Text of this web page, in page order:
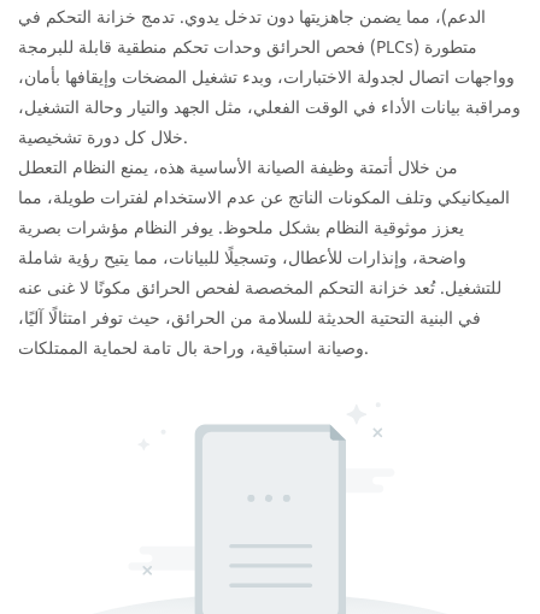
الدعم)، مما يضمن جاهزيتها دون تدخل يدوي. تدمج خزانة التحكم في
فحص الحرائق وحدات تحكم منطقية قابلة للبرمجة (PLCs) متطورة
وواجهات اتصال لجدولة الاختبارات، وبدء تشغيل المضخات وإيقافها بأمان،
ومراقبة بيانات الأداء في الوقت الفعلي، مثل الجهد والتيار وحالة التشغيل،
خلال كل دورة تشخيصية.
من خلال أتمتة وظيفة الصيانة الأساسية هذه، يمنع النظام التعطل
الميكانيكي وتلف المكونات الناتج عن عدم الاستخدام لفترات طويلة، مما
يعزز موثوقية النظام بشكل ملحوظ. يوفر النظام مؤشرات بصرية
واضحة، وإنذارات للأعطال، وتسجيلًا للبيانات، مما يتيح رؤية شاملة
للتشغيل. تُعد خزانة التحكم المخصصة لفحص الحرائق مكونًا لا غنى عنه
في البنية التحتية الحديثة للسلامة من الحرائق، حيث توفر امتثالًا آليًا،
وصيانة استباقية، وراحة بال تامة لحماية الممتلكات.